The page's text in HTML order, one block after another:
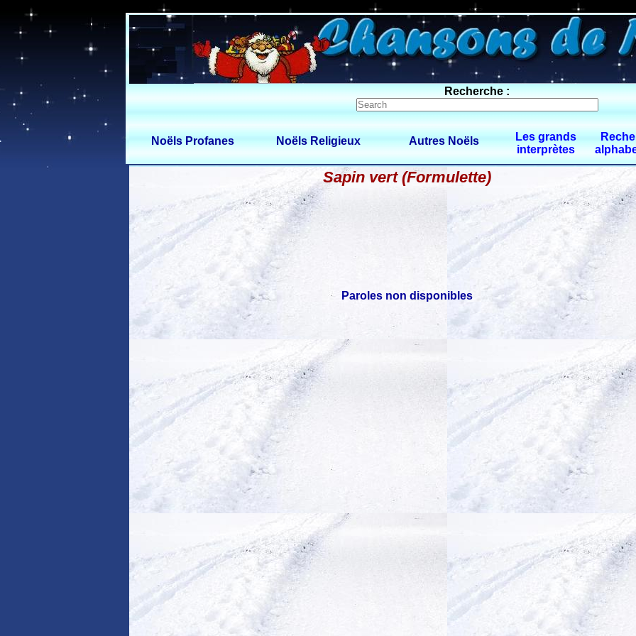
0 $limitbot 1 $limittot 2
Recherche :
Noëls Profanes Noëls Religieux Autres Noëls
Les grands
interprètes
Sapin vert (Formulette)
Paroles non disponibles